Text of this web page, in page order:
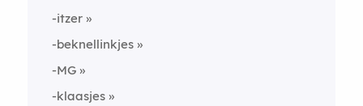
-itzer
-beknellinkjes
-MG
-klaasjes